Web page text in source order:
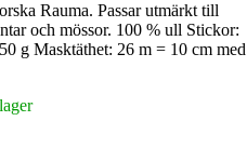
Rauma. Passar utmärkt till
och mössor. 100 % ull Stickor:
g Masktäthet: 26 m = 10 cm med